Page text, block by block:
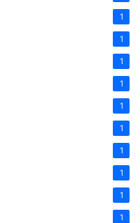
1
1
1
1
1
1
1
1
1
1